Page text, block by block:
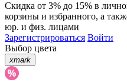
Скидка от 3% до 15% в
корзины и избранного, а
юр. и физ. лицами
Зарегистрироваться Войти
Выбор цвета
xmark